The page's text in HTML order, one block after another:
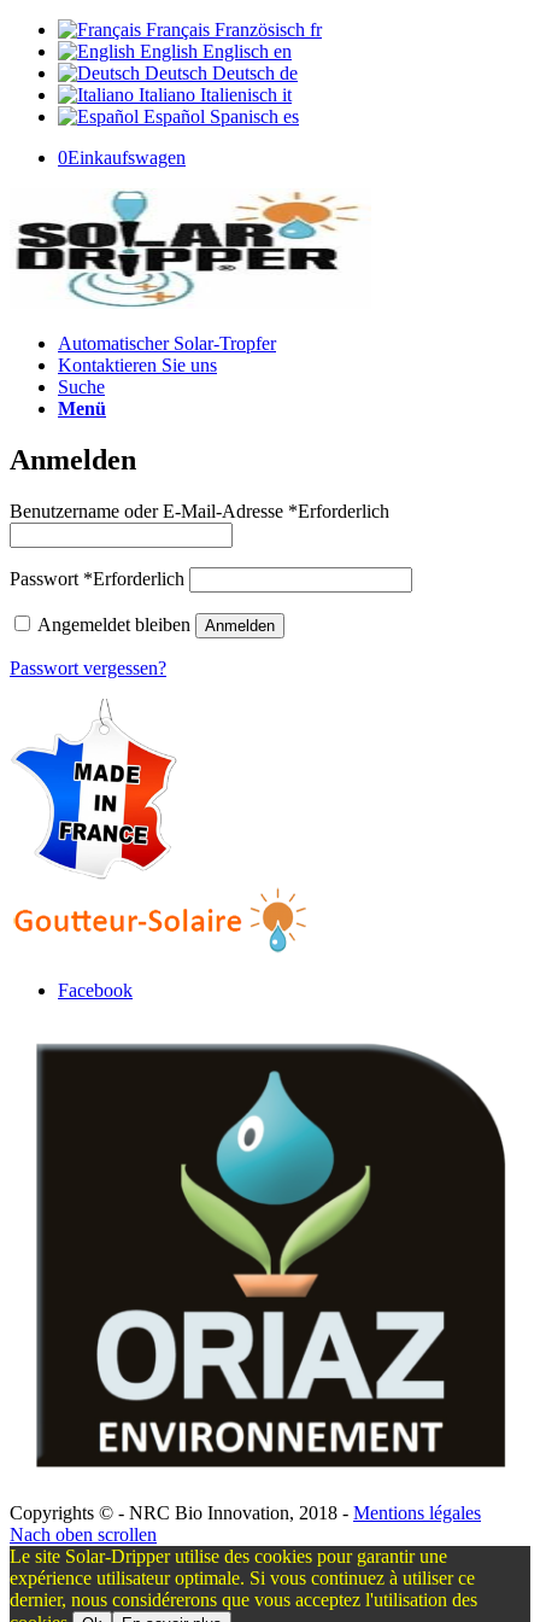
Français Französisch fr
English Englisch en
Deutsch Deutsch de
Italiano Italienisch it
Español Spanisch es
0Einkaufswagen
Automatischer Solar-Tropfer
Kontaktieren Sie uns
Suche
Menü
Anmelden
Benutzername oder E-Mail-Adresse *Erforderlich
Passwort *Erforderlich
Angemeldet bleiben Anmelden
Passwort vergessen?
Facebook
Copyrights © - NRC Bio Innovation, 2018 - Mentions légales
Nach oben scrollen
Le site Solar-Dripper utilise des cookies pour garantir une
expérience utilisateur optimale. Si vous continuez à utiliser ce
dernier, nous considérerons que vous acceptez l'utilisation des